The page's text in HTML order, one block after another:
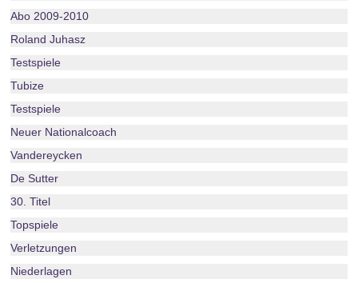
Abo 2009-2010
Roland Juhasz
Testspiele
Tubize
Testspiele
Neuer Nationalcoach
Vandereycken
De Sutter
30. Titel
Topspiele
Verletzungen
Niederlagen